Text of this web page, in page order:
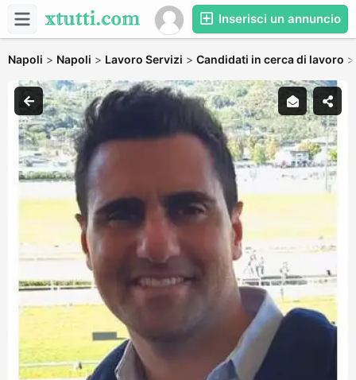
Inserisci un annuncio
Napoli > Napoli > Lavoro Servizi > Candidati in cerca di lavoro